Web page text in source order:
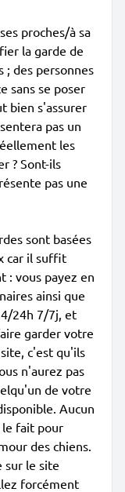
proches/à sa
la garde de
; des personnes
sans se poser
bien s'assurer
pas un
les
? Sont-ils
pas une
sont basées
car il suffit
: vous payez en
ainsi que
24h 7/7j, et
garder votre
c'est qu'ils
n'aurez pas
de votre
Aucun
le fait pour
des chiens.
sur le site
forcément